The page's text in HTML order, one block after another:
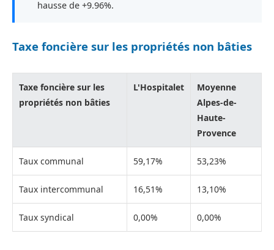
hausse de +9.96%.
Taxe foncière sur les propriétés non bâties
Taxe foncière sur les
propriétés non bâties
L'Hospitalet
Moyenne
Alpes-de-
Haute-
Provence
Taux communal 59,17% 53,23%
Taux intercommunal 16,51% 13,10%
Taux syndical 0,00% 0,00%